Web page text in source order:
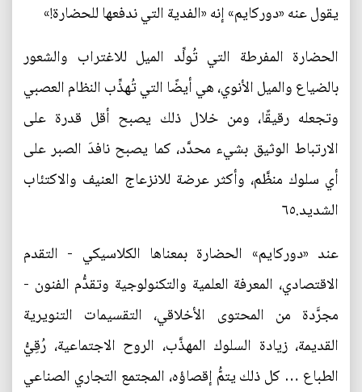
يقول عنه «دوركايم» إنه «الفدية التي ندفعها للحضارة!»
الحضارة المفرطة التي تُولِّد الميل للاغتراب والشعور
بالضياع والميل الأنوي، هي أيضًا التي تُهذِّب النظام العصبي
وتجعله رقيقًا، ومن خلال ذلك يصبح أقل قدرة على
الارتباط الوثيق بشيء محدَّد، كما يصبح نافدَ الصبر على
أي سلوك منظَّم، وأكثر عرضة للانزعاج العنيف والاكتئاب
الشديد.٦٥
عند «دوركايم» الحضارة بمعناها الكلاسيكي - التقدم
الاقتصادي، المعرفة العلمية والتكنولوجية وتقدُّم الفنون -
مجرَّدة من المحتوى الأخلاقي، التقسيمات التنويرية
القديمة، زيادة السلوك المهذَّب، الروح الاجتماعية، رُقِيُّ
الطباع … كل ذلك يتمُّ إقصاؤه، المجتمع التجاري الصناعي